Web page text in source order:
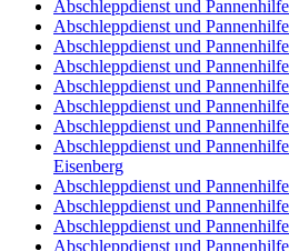
Abschleppdienst und
Abschleppdienst und
Abschleppdienst und
Abschleppdienst und
Abschleppdienst und
Abschleppdienst und
Abschleppdienst und
Abschleppdienst und
Eisenberg
Abschleppdienst und
Abschleppdienst und
Abschleppdienst und
Abschleppdienst und